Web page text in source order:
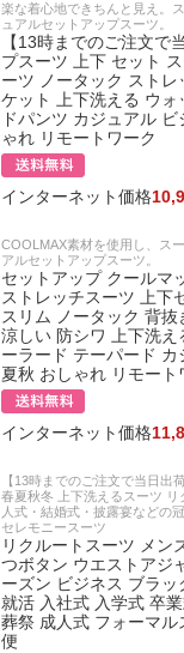
楽な着心地できちんと見え。
ュアルセットアップスーツ。
【13時までのご注文で
プスーツ 上下 セット
ーツ ノータック ストレ
ケット 上下洗える ウ
ドパンツ カジュアル
ゃれ リモートワーク
インターネット価格
COOLMAX素材を使用し、ス
アルセットアップスーツ。
セットアップ クールマ
ストレッチスーツ 上下
スリム ノータック 背
涼しい 防シワ 上下洗
ーラード テーパード
夏秋 おしゃれ リモート
インターネット価格
【13時までのご注文で当日出
春夏秋冬 上下洗えるスーツ
人式・結婚式・披露宴などの
セレモニースーツ
リクルートスーツ メン
つボタン ウエストアジ
ーズン ビジネス ブラ
就活 入社式 入学式 卒
葬祭 成人式 フォーマ
便